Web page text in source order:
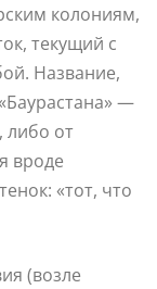
колониям,
текущий с
Название,
—
либо от
вроде
«тот, что
(возле